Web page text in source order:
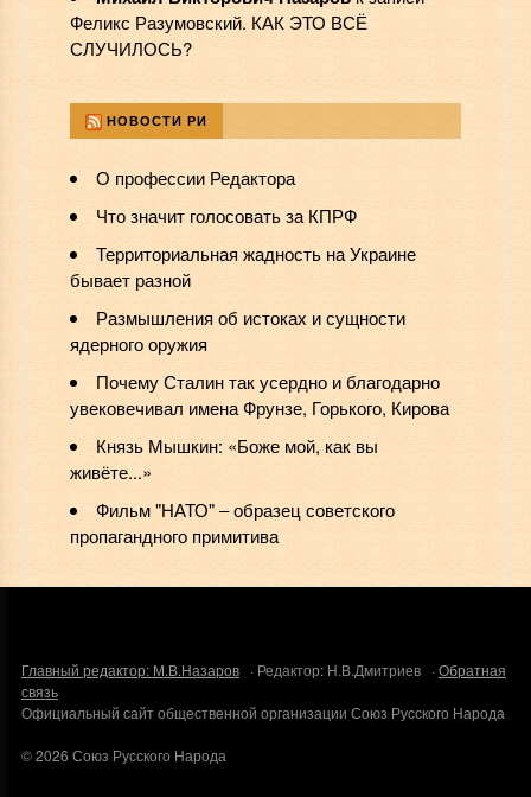
Феликс Разумовский. КАК ЭТО ВСЁ
СЛУЧИЛОСЬ?
НОВОСТИ РИ
О профессии Редактора
Что значит голосовать за КПРФ
Территориальная жадность на Украине
бывает разной
Размышления об истоках и сущности
ядерного оружия
Почему Сталин так усердно и благодарно
увековечивал имена Фрунзе, Горького, Кирова
Князь Мышкин: «Боже мой, как вы
живёте...»
Фильм "НАТО" ‒ образец советского
пропагандного примитива
Главный редактор: М.В.Назаров· Редактор: Н.В.Дмитриев · Обратная
связь
Официальный сайт общественной организации Союз Русского Народа
©2026 Союз Русского Народа